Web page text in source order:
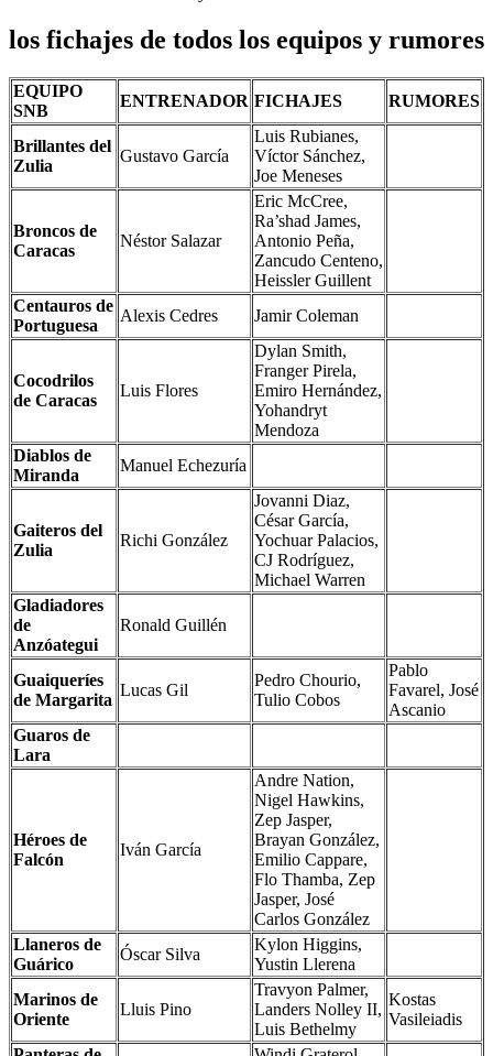
los fichajes de todos los equipos y rumores
EQUIPO
SNB
ENTRENADOR FICHAJES RUMORES
Brillantes del
Zulia
Gustavo García
Luis Rubianes,
Víctor Sánchez,
Joe Meneses
Broncos de
Caracas
Néstor Salazar
Eric McCree,
Ra’shad James,
Antonio Peña,
Zancudo Centeno,
Heissler Guillent
Centauros de
Portuguesa
Alexis Cedres Jamir Coleman
Cocodrilos
de Caracas
Luis Flores
Dylan Smith,
Franger Pirela,
Emiro Hernández,
Yohandryt
Mendoza
Diablos de
Miranda
Manuel Echezuría
Gaiteros del
Zulia
Richi González
Jovanni Diaz,
César García,
Yochuar Palacios,
CJ Rodríguez,
Michael Warren
Gladiadores
de
Anzóategui
Ronald Guillén
Guaiqueríes
de Margarita
Lucas Gil
Pedro Chourio,
Tulio Cobos
Pablo
Favarel, José
Ascanio
Guaros de
Lara
Héroes de
Falcón
Iván García
Andre Nation,
Nigel Hawkins,
Zep Jasper,
Brayan González,
Emilio Cappare,
Flo Thamba, Zep
Jasper, José
Carlos González
Llaneros de
Guárico
Óscar Silva
Kylon Higgins,
Yustin Llerena
Marinos de
Oriente
Lluis Pino
Travyon Palmer,
Landers Nolley II,
Luis Bethelmy
Kostas
Vasileiadis